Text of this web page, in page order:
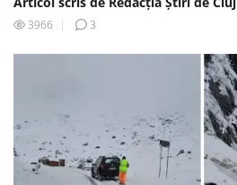
3966
3